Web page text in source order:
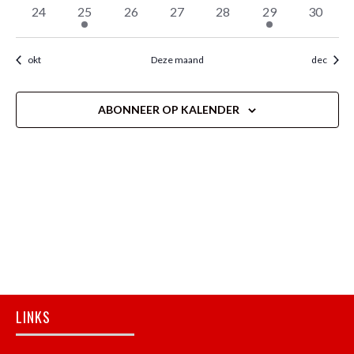
0
evenementen
24
1
evenement
25
0
26
0
27
0
evenementen
28
1
evenement
29
0
30
okt Deze maand dec
ABONNEER OP KALENDER
Footer
LINKS